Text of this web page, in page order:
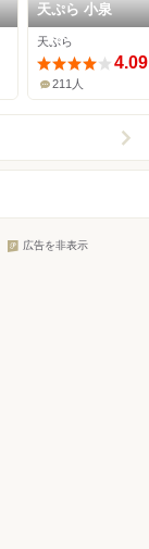
天ぷら 小泉
天ぷら
4.09
211人
広告を非表示